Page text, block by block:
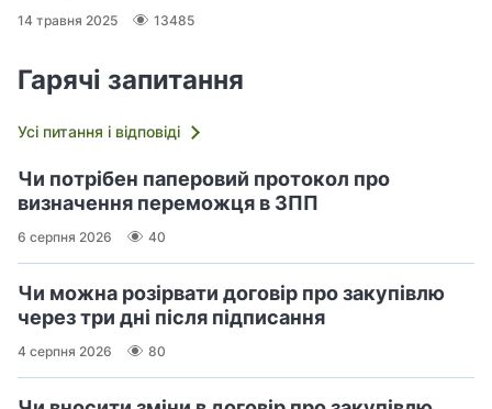
14 травня 2025 13485
Гарячі запитання
Усі питання і відповіді
Чи потрібен паперовий протокол про
визначення переможця в ЗПП
6 серпня 2026 40
Чи можна розірвати договір про закупівлю
через три дні після підписання
4 серпня 2026 80